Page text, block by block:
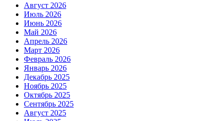
Август 2026
Июль 2026
Июнь 2026
Май 2026
Апрель 2026
Март 2026
Февраль 2026
Январь 2026
Декабрь 2025
Ноябрь 2025
Октябрь 2025
Сентябрь 2025
Август 2025